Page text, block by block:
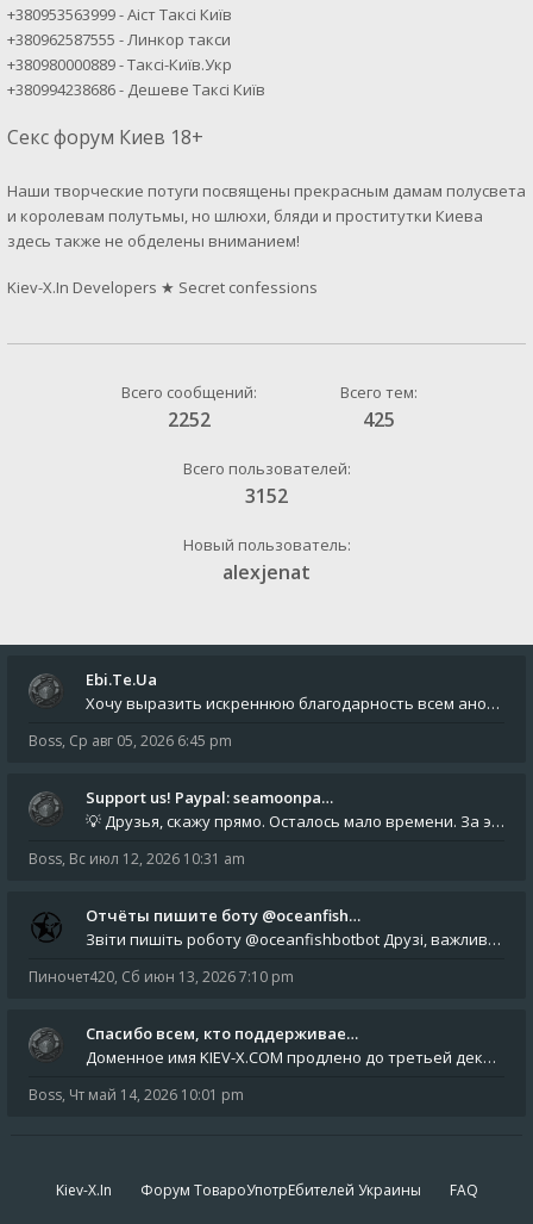
+380953563999 - Аіст Таксі Київ
+380962587555 - Линкор такси
+380980000889 - Таксі-Київ.Укр
+380994238686 - Дешеве Таксі Київ
Секс форум Киев 18+
Наши творческие потуги посвящены прекрасным дамам полусвета
и королевам полутьмы, но шлюхи, бляди и проститутки Киева
здесь также не обделены вниманием!
Kiev-X.In Developers ★ Secret confessions
Всего сообщений:
2252
Всего тем:
425
Всего пользователей:
3152
Новый пользователь:
alexjenat
Ebi.Te.Ua
Хочу выразить искреннюю благодарность всем анонимным пользователям, которые поддержали наше сообщество финансово. Благод
Boss, Ср авг 05, 2026 6:45 pm
Support us! Paypal: seamoonpa…
💡 Друзья, скажу прямо. Осталось мало времени. За это время нам нужно закрыть последние обязательные расходы: около 500
Boss, Вс июл 12, 2026 10:31 am
Отчёты пишите боту @oceanfish…
Звіти пишіть роботу @oceanfishbotbot Друзі, важливе повідомлення для учасників форума. Основне звернення опублікован
Пиночет420, Сб июн 13, 2026 7:10 pm
Спасибо всем, кто поддерживае…
Доменное имя KIEV-X.COM продлено до третьей декады августа 2027 года! Спасибо всем анонимным пользователям, которые по
Boss, Чт май 14, 2026 10:01 pm
Kiev-X.In Форум ТовароУпотрЕбителей Украины FAQ